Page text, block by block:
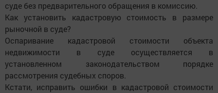
суде без предварительного обращения в комиссию.
Как установить кадастровую стоимость в размере
рыночной в суде?
Оспаривание кадастровой стоимости объекта
недвижимости в суде осуществляется в
установленном законодательством порядке
рассмотрения судебных споров.
Кстати, исправить ошибки в кадастровой стоимости